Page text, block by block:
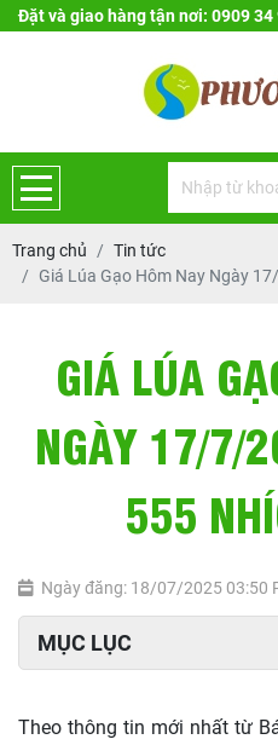
Đặt và giao hàng tận nơi: 0909 34
Trang chủ
Tin tức
Giá Lúa Gạo Hôm Nay Ngày
GIÁ LÚA
NGÀY 17/7/
555
Ngày đăng: 18/07/2025 03:50
MỤC LỤC
Theo thông tin mới nhất từ